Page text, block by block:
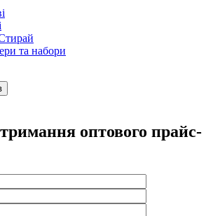
та набори
оптового прайс-